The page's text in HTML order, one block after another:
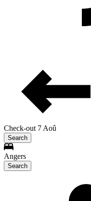
Check-out 7 Aoû
Search
Angers
Search